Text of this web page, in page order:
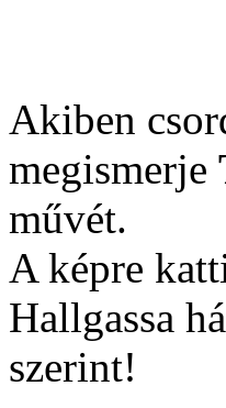
Akiben
megismerje
művét.
A képre
Hallgassa
szerint!